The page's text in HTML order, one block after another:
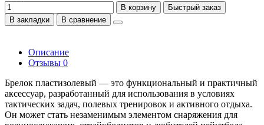
В корзину
Быстрый заказ
В закладки
В сравнение
Описание
Отзывы 0
Брелок пластизолевый — это функциональный и практичный
аксессуар, разработанный для использования в условиях
тактических задач, полевых тренировок и активного отдыха.
Он может стать незаменимым элементом снаряжения для